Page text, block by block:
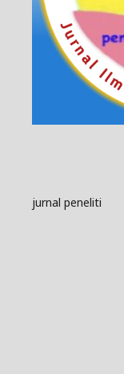
jurnal peneliti